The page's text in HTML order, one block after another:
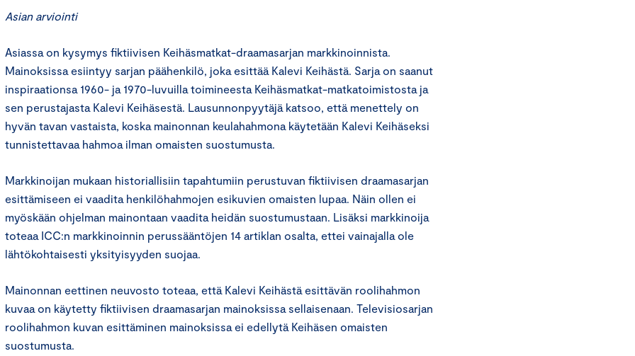
Asian arviointi
Asiassa on kysymys fiktiivisen Keihäsmatkat-draamasarjan markkinoinnista.
Mainoksissa esiintyy sarjan päähenkilö, joka esittää Kalevi Keihästä. Sarja on saanut
inspiraationsa 1960- ja 1970-luvuilla toimineesta Keihäsmatkat-matkatoimistosta ja
sen perustajasta Kalevi Keihäsestä. Lausunnonpyytäjä katsoo, että menettely on
hyvän tavan vastaista, koska mainonnan keulahahmona käytetään Kalevi Keihäseksi
tunnistettavaa hahmoa ilman omaisten suostumusta.
Markkinoijan mukaan historiallisiin tapahtumiin perustuvan fiktiivisen draamasarjan
esittämiseen ei vaadita henkilöhahmojen esikuvien omaisten lupaa. Näin ollen ei
myöskään ohjelman mainontaan vaadita heidän suostumustaan. Lisäksi markkinoija
toteaa ICC:n markkinoinnin perussääntöjen 14 artiklan osalta, ettei vainajalla ole
lähtökohtaisesti yksityisyyden suojaa.
Mainonnan eettinen neuvosto toteaa, että Kalevi Keihästä esittävän roolihahmon
kuvaa on käytetty fiktiivisen draamasarjan mainoksissa sellaisenaan. Televisiosarjan
roolihahmon kuvan esittäminen mainoksissa ei edellytä Keihäsen omaisten
suostumusta.